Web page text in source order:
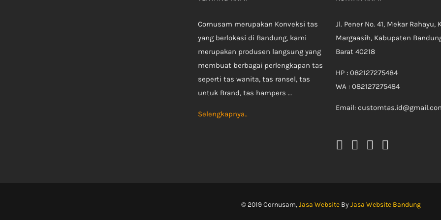
Cornusam merupakan Konveksi tas
yang berlokasi di Bandung, kami
merupakan produsen langsung yang
membuat berbagai perlengkapan tas
seperti tas wanita, tas ransel, tas
untuk Brand, tas hampers …
Selengkapnya..
Jl. Pener No. 41, Mekar Rahayu,
Margaasih, Kabupaten
Barat 40218
HP : 082127275484
WA : 082127275484
Email:
© 2019 Cornusam,Jasa WebsiteBy Jasa Website Bandung